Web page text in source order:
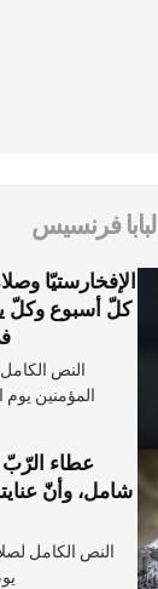
البابا فرنسيس
الإفخارستيّا
كلّ أسبوع وكلّ
النص الكامل
المؤمنين يوم
عطاء
شامل، وأنّ
النص الكامل
يوم